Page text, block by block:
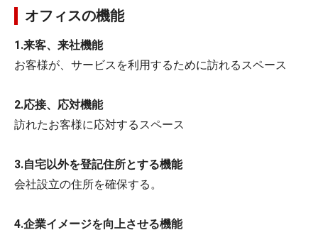
オフィスの機能
1.来客、来社機能
お客様が、サービスを利用するために訪れるスペース
2.応接、応対機能
訪れたお客様に応対するスペース
3.自宅以外を登記住所とする機能
会社設立の住所を確保する。
4.企業イメージを向上させる機能